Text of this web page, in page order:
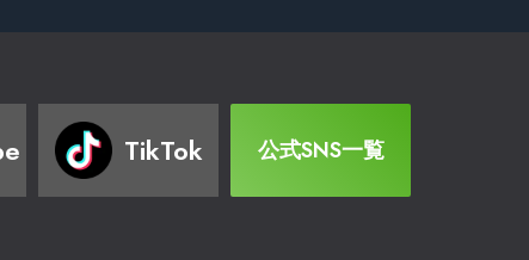
TikTok 公式SNS一覧